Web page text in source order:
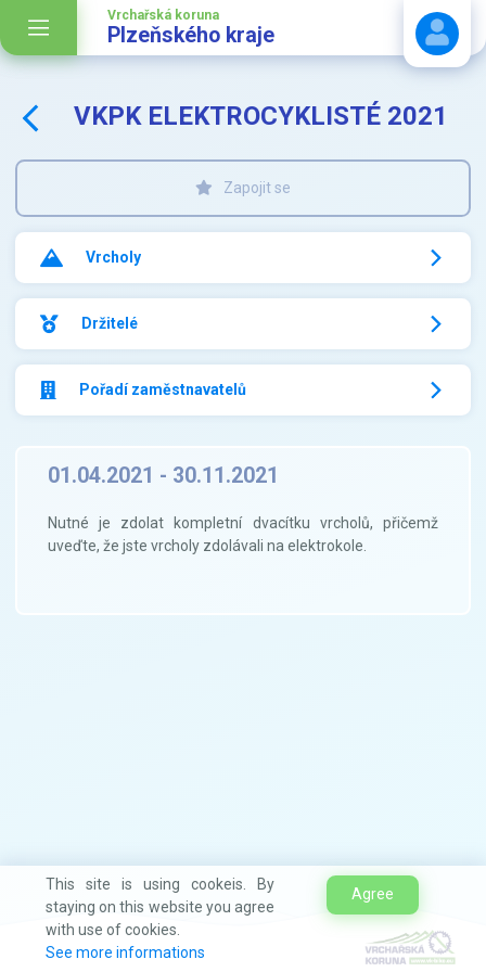
Vrchařská koruna
Plzeňského kraje
Stáhnout návod
VKPK ELEKTROCYKLISTÉ 2021
Zapojit se
Vrcholy
Držitelé
Pořadí zaměstnavatelů
01.04.2021 - 30.11.2021
Nutné je zdolat kompletní dvacítku vrcholů, přičemž
uveďte, že jste vrcholy zdolávali na elektrokole.
This site is using cookeis. By
staying on this website you agree
with use of cookies.
See more informations
Agree